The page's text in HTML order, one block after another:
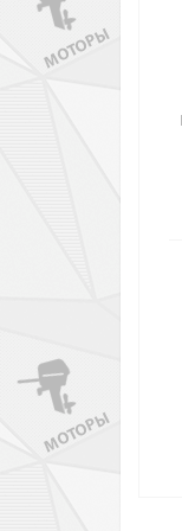
Мастер Лодок
НДНД "Комби"
700 р.